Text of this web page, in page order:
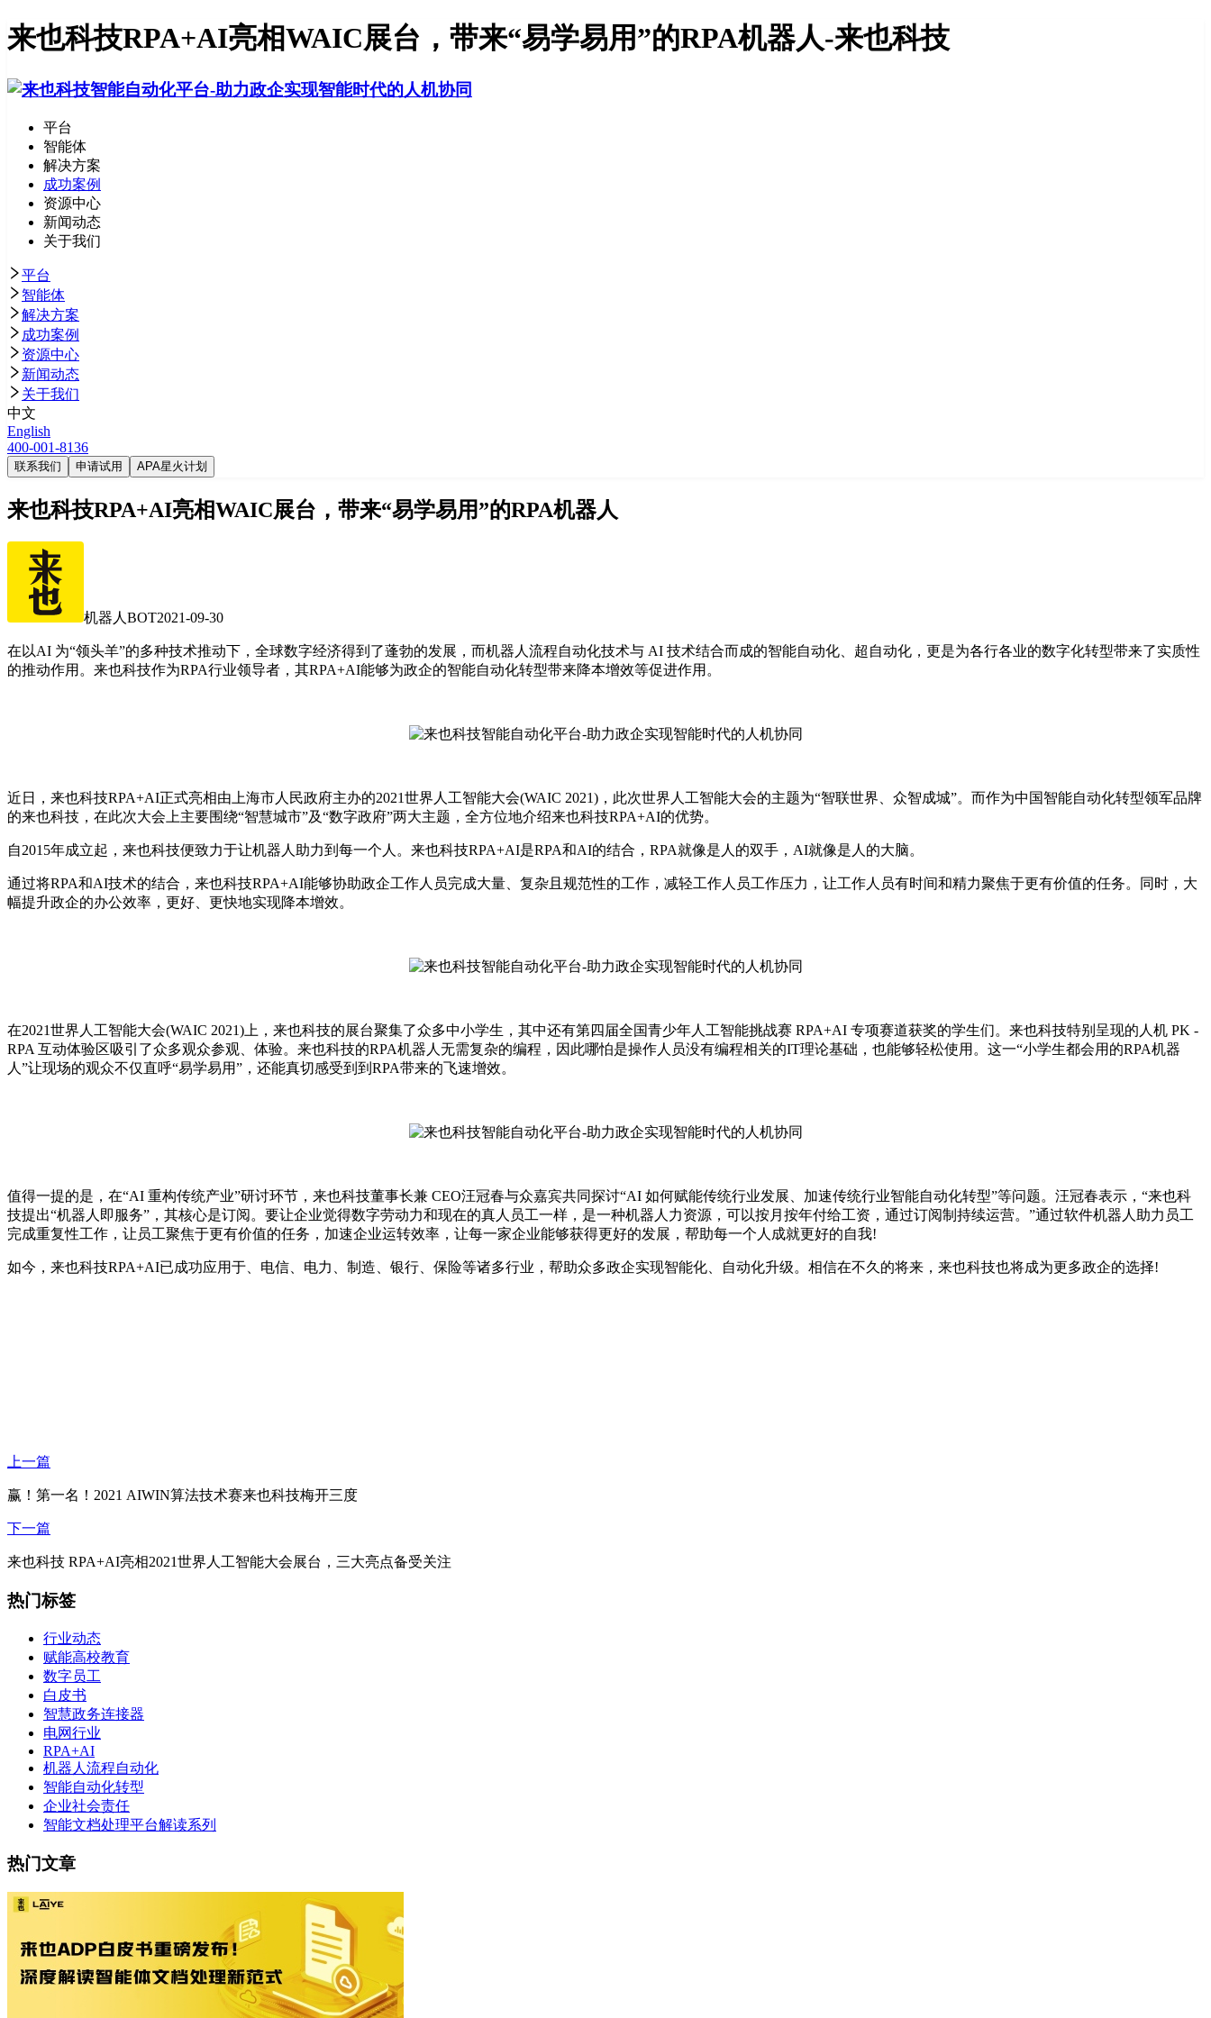
来也科技RPA+AI亮相WAIC展台，带来“易学易用”的RPA机器人-来也科技
平台
智能体
解决方案
成功案例
资源中心
新闻动态
关于我们
平台
智能体
解决方案
成功案例
资源中心
新闻动态
关于我们
中文
English
400-001-8136
联系我们 申请试用 APA星火计划
来也科技RPA+AI亮相WAIC展台，带来“易学易用”的RPA机器人
机器人BOT2021-09-30
在以AI 为“领头羊”的多种技术推动下，全球数字经济得到了蓬勃的发展，而机器人流程自动化技术与 AI 技术结合而成的智能自动化、超自动化，更是为各行各业的数字化转型带来了实质性
的推动作用。来也科技作为RPA行业领导者，其RPA+AI能够为政企的智能自动化转型带来降本增效等促进作用。
近日，来也科技RPA+AI正式亮相由上海市人民政府主办的2021世界人工智能大会(WAIC 2021)，此次世界人工智能大会的主题为“智联世界、众智成城”。而作为中国智能自动化转型领军品牌
的来也科技，在此次大会上主要围绕“智慧城市”及“数字政府”两大主题，全方位地介绍来也科技RPA+AI的优势。
自2015年成立起，来也科技便致力于让机器人助力到每一个人。来也科技RPA+AI是RPA和AI的结合，RPA就像是人的双手，AI就像是人的大脑。
通过将RPA和AI技术的结合，来也科技RPA+AI能够协助政企工作人员完成大量、复杂且规范性的工作，减轻工作人员工作压力，让工作人员有时间和精力聚焦于更有价值的任务。同时，大
幅提升政企的办公效率，更好、更快地实现降本增效。
在2021世界人工智能大会(WAIC 2021)上，来也科技的展台聚集了众多中小学生，其中还有第四届全国青少年人工智能挑战赛 RPA+AI 专项赛道获奖的学生们。来也科技特别呈现的人机 PK -
RPA 互动体验区吸引了众多观众参观、体验。来也科技的RPA机器人无需复杂的编程，因此哪怕是操作人员没有编程相关的IT理论基础，也能够轻松使用。这一“小学生都会用的RPA机器
人”让现场的观众不仅直呼“易学易用”，还能真切感受到到RPA带来的飞速增效。
值得一提的是，在“AI 重构传统产业”研讨环节，来也科技董事长兼 CEO汪冠春与众嘉宾共同探讨“AI 如何赋能传统行业发展、加速传统行业智能自动化转型”等问题。汪冠春表示，“来也科
技提出“机器人即服务”，其核心是订阅。要让企业觉得数字劳动力和现在的真人员工一样，是一种机器人力资源，可以按月按年付给工资，通过订阅制持续运营。”通过软件机器人助力员工
完成重复性工作，让员工聚焦于更有价值的任务，加速企业运转效率，让每一家企业能够获得更好的发展，帮助每一个人成就更好的自我!
如今，来也科技RPA+AI已成功应用于、电信、电力、制造、银行、保险等诸多行业，帮助众多政企实现智能化、自动化升级。相信在不久的将来，来也科技也将成为更多政企的选择!
上一篇
赢！第一名！2021 AIWIN算法技术赛来也科技梅开三度
下一篇
来也科技 RPA+AI亮相2021世界人工智能大会展台，三大亮点备受关注
热门标签
行业动态
赋能高校教育
数字员工
白皮书
智慧政务连接器
电网行业
RPA+AI
机器人流程自动化
智能自动化转型
企业社会责任
智能文档处理平台解读系列
热门文章